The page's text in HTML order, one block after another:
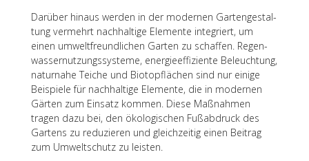
Darüber hinaus werden in der moder­nen Garten­ge­stal­
tung vermehrt nach­hal­tige Elemente inte­griert, um
einen umwelt­freund­li­chen Garten zu schaf­fen. Regen­
was­ser­nut­zungs­sys­teme, ener­gie­ef­fi­zi­ente Beleuch­tung,
natur­nahe Teiche und Biotop­flä­chen sind nur einige
Beispiele für nach­hal­tige Elemente, die in moder­nen
Gärten zum Einsatz kommen. Diese Maßnah­men
tragen dazu bei, den ökolo­gi­schen Fußab­druck des
Gartens zu redu­zie­ren und gleich­zei­tig einen Beitrag
zum Umwelt­schutz zu leisten.